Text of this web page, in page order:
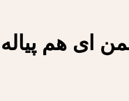
ای هم پیاله